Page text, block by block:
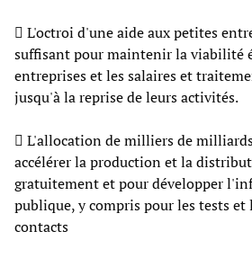
 L'octroi d'une aide aux petites
suffisant pour maintenir la viabilité
entreprises et les salaires et
jusqu'à la reprise de leurs activités.
 L'allocation de milliers de
accélérer la production et la
gratuitement et pour développer
publique, y compris pour les tests et
contacts